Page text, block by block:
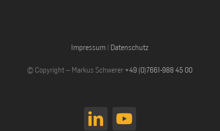
Impressum | Datenschutz
© Copyright – Markus Schwerer +49 (0)7661-988 45 00
LinkedInYouTube